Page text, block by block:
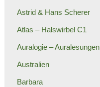
Astrid & Hans Scherer
Atlas – Halswirbel C1
Auralogie – Auralesungen
Australien
Barbara